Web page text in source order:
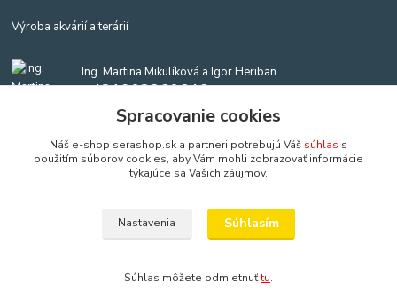
Výroba akvárií a terárií
Ing. Martina Mikulíková a Igor Heriban
+421903360646
(Po-Pia, 8-16 hod.)
akvaria@akvaria.sk
Copyright: AkvaShop s.r.o. • 1999 - 2024 • IBAN: SK9583300000002201237425
Spracovanie cookies
Náš e-shop serashop.sk a partneri potrebujú Váš súhlas s
použitím súborov cookies, aby Vám mohli zobrazovať informácie
týkajúce sa Vašich záujmov.
Nastavenia Súhlasím
Súhlas môžete odmietnuťtu.